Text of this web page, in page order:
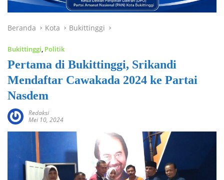
Beranda Kota Bukittinggi
Bukittinggi Politik
Pertama di Bukittinggi, Srikandi
Mendaftar Cawakada 2024 ke Partai
Nasdem
Redaksi
Mei 10, 2024